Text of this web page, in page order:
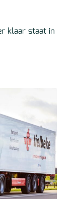
klaar staat in